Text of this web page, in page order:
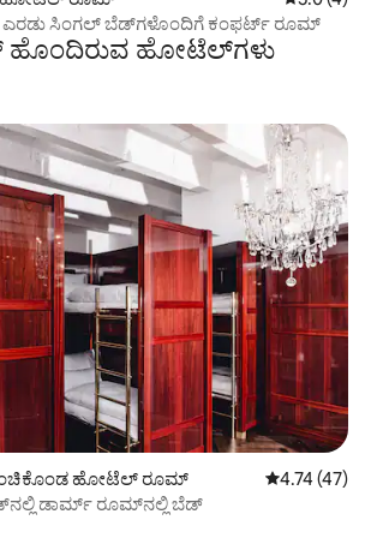
ಸಿಂಗಲ್ ಬೆಡ್‌ಗಳೊಂದಿಗೆ ಕಂಫರ್ಟ್ ರೂಮ್
ಹೊಂದಿರುವ ಹೋಟೆಲ್‌ಗಳು
ಹಂಚಿಕೊಂಡ ಹೋಟೆಲ್ ರೂಮ್ 5 ರಲ್ಲಿ 4.74
4.74 (47)
ಡಾರ್ಮ್ ರೂಮ್‌ನಲ್ಲಿ ಬೆಡ್